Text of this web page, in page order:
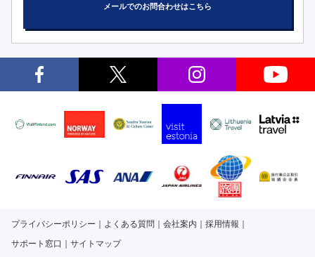
メールでのお問合わせはこちら
プライバシーポリシー よくある質問 会社案内
採用情報
サポート窓口
サイトマップ